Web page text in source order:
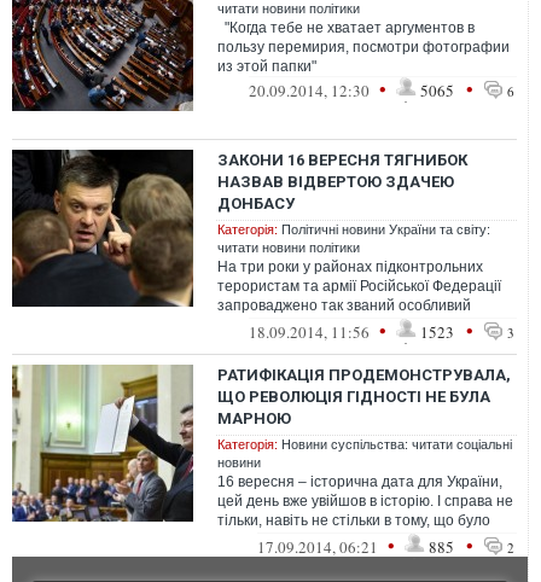
читати новини політики
"Когда тебе не хватает аргументов в
пользу перемирия, посмотри фотографии
из этой папки"
20.09.2014, 12:30 • 5065 • 6
ЗАКОНИ 16 ВЕРЕСНЯ ТЯГНИБОК
НАЗВАВ ВІДВЕРТОЮ ЗДАЧЕЮ
ДОНБАСУ
Категорія: Політичні новини України та світу:
читати новини політики
На три роки у районах підконтрольних
терористам та армії Російської Федерації
запроваджено так званий особливий
порядок місцевого самоврядування (стат...
18.09.2014, 11:56 • 1523 • 3
РАТИФІКАЦІЯ ПРОДЕМОНСТРУВАЛА,
ЩО РЕВОЛЮЦІЯ ГІДНОСТІ НЕ БУЛА
МАРНОЮ
Категорія: Новини суспільства: читати соціальні
новини
16 вересня – історична дата для України,
цей день вже увійшов в історію. І справа не
тільки, навіть не стільки в тому, що було
ратифіковано, інш...
17.09.2014, 06:21 • 885 • 2